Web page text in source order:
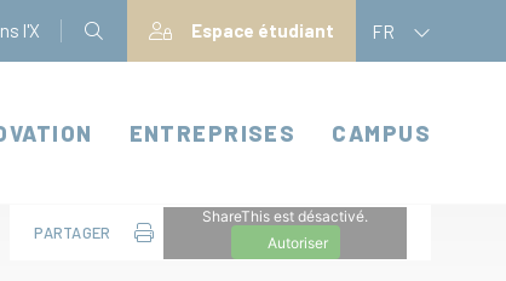
l'X Espace étudiant FR
ENTREPRISES CAMPUS
PARTAGER
ShareThis est désactivé.
Autoriser